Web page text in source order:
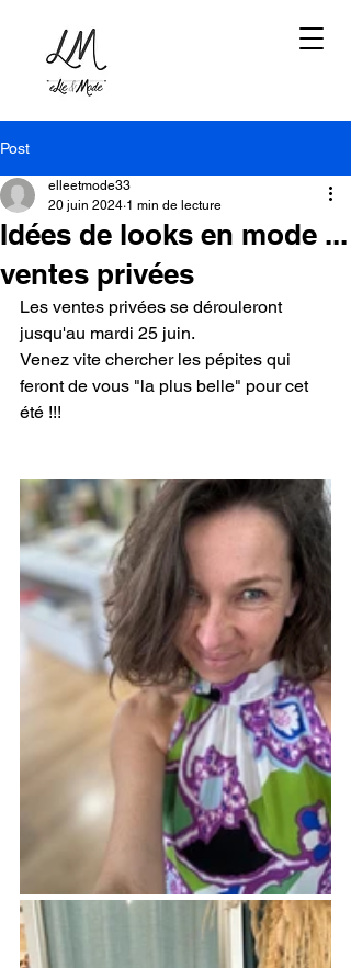
Post
Idées de looks en mode ...
ventes privées
elleetmode33
20 juin 2024 1 min de lecture
Les ventes privées se dérouleront
jusqu'au mardi 25 juin.
Venez vite chercher les pépites qui
feront de vous "la plus belle" pour cet
été !!!